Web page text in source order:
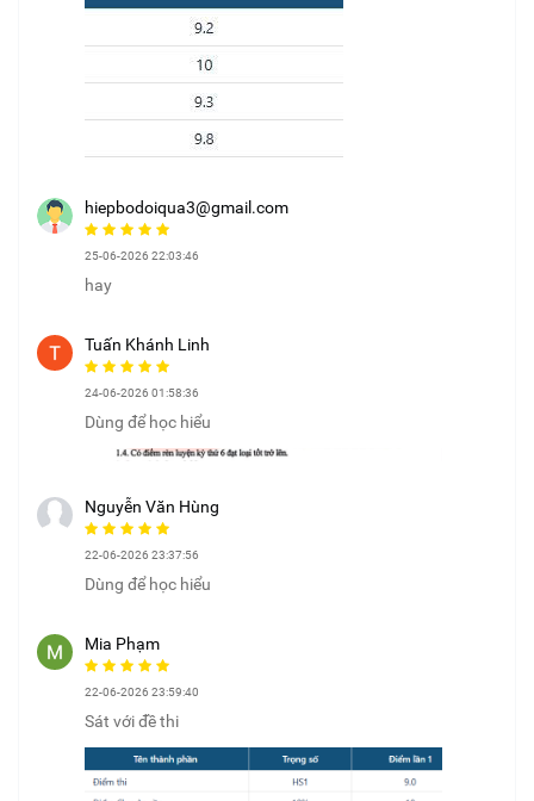
hiepbodoiqua3@gmail.com
25-06-2026 22:03:46
hay
Tuấn Khánh Linh
24-06-2026 01:58:36
Dùng để học hiểu
Nguyễn Văn Hùng
22-06-2026 23:37:56
Dùng để học hiểu
Mia Phạm
22-06-2026 23:59:40
Sát với đề thi